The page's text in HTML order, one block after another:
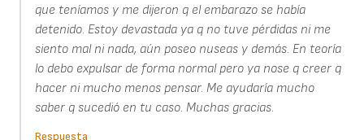
que teníamos y me dijeron q el embarazo se había
detenido. Estoy devastada ya q no tuve pérdidas ni me
siento mal ni nada, aún poseo nuseas y demás. En teoría
lo debo expulsar de forma normal pero ya nose q creer q
hacer ni mucho menos pensar. Me ayudaría mucho
saber q sucedió en tu caso. Muchas gracias.
Respuesta